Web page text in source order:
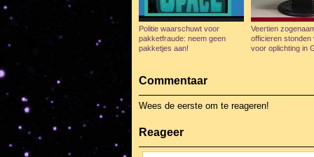
Politie waarschuwt voor
pakketfraude: neem geen
pakketjes aan!
Veertien
officieren stonden
voor oplichting in
Commentaar
Wees de eerste om te reageren!
Reageer